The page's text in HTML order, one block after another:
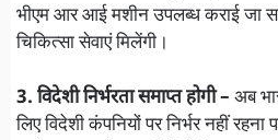
भीएम आर आई मशीन उपलब्ध कराई जा
चिकित्सा सेवाएं मिलेंगी।
3. विदेशी निर्भरता समाप्त होगी – अब
लिए विदेशी कंपनियों पर निर्भर नहीं